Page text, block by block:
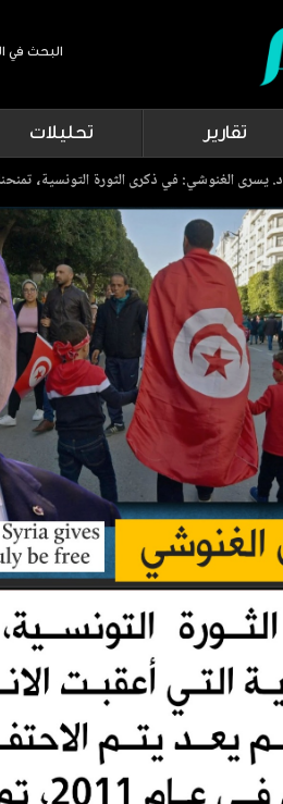
البحث في
تقارير تحليلات
د. يسرى الغنوشي: في ذكرى الثورة التونسية،